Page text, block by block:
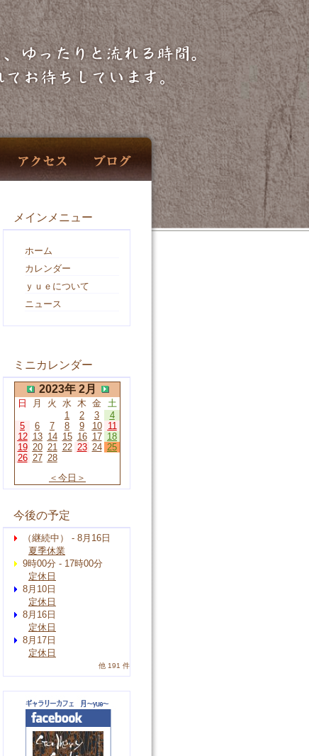
メインメニュー
ホーム
カレンダー
ｙｕｅについて
ニュース
ミニカレンダー
2023年 2月
日 月 火 水 木 金 土
1
2 3
4
5
6 7 8 9 10
11
12 13 14 15 16 17 18
19 20 21 22 23 24 25
26 27 28
＜今日＞
今後の予定
（継続中） - 8月16日
夏季休業
9時00分 - 17時00分
定休日
8月10日
定休日
8月16日
定休日
8月17日
定休日
他 191 件